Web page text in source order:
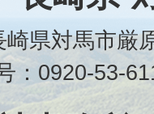
県対馬市
：0920-53-